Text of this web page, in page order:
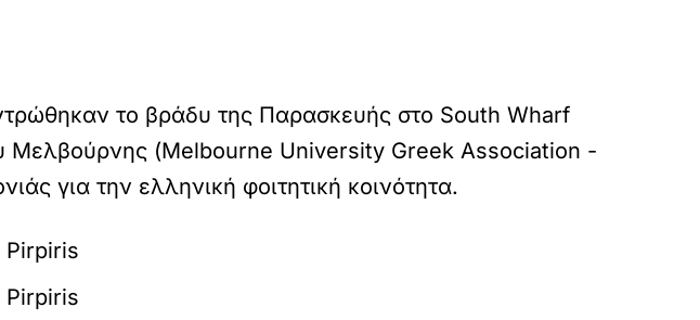
το βράδυ της Παρασκευής στο South Wharf
Μελβούρνης (Melbourne University Greek Association -
για την ελληνική φοιτητική κοινότητα.
Pirpiris
Pirpiris